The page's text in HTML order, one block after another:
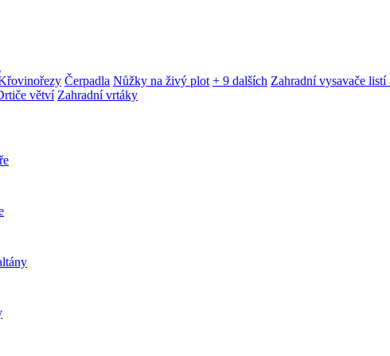
Čerpadla Nůžky na živý plot + 9 dalších Zahradní vysavače listí
větví Zahradní vrtáky